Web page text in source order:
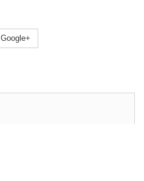
Google+